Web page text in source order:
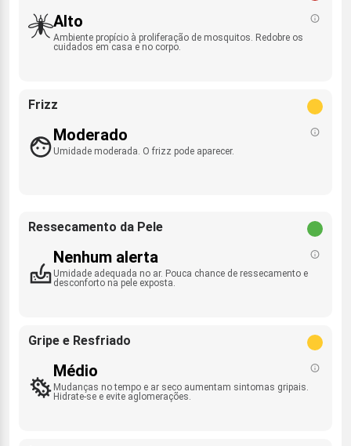
Alto
Ambiente propício à proliferação de mosquitos. Redobre os
cuidados em casa e no corpo.
Frizz
Moderado
Umidade moderada. O frizz pode aparecer.
Ressecamento da Pele
Nenhum alerta
Umidade adequada no ar. Pouca chance de ressecamento e
desconforto na pele exposta.
Gripe e Resfriado
Médio
Mudanças no tempo e ar seco aumentam sintomas gripais.
Hidrate-se e evite aglomerações.